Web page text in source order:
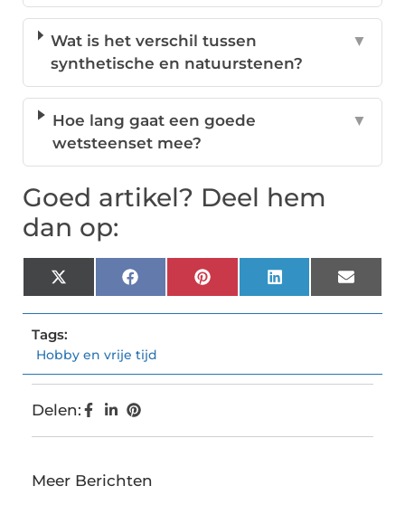
Wat is het verschil tussen
synthetische en natuurstenen?
▼
Hoe lang gaat een goede
wetsteenset mee?
▼
Goed artikel? Deel hem
dan op:
X
(Twitter)
FacebookPinterestLinkedInEmail
Tags:
Hobby en vrije tijd
Delen:
Meer Berichten